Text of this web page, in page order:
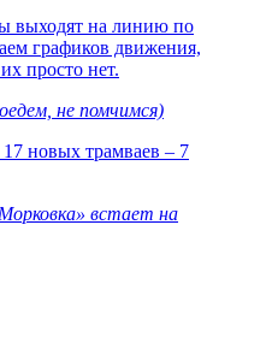
выходят на линию по
графиков движения,
просто нет.
не помчимся)
новых трамваев – 7
встает на